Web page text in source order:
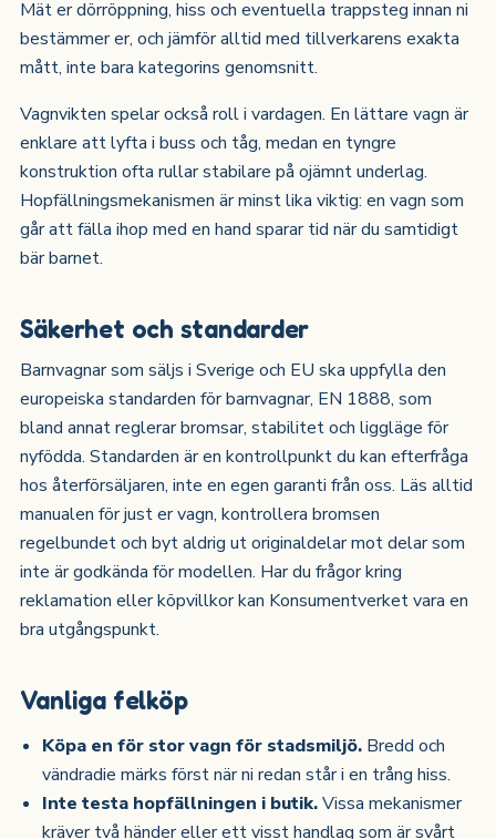
Mät er dörröppning, hiss och eventuella trappsteg innan ni
bestämmer er, och jämför alltid med tillverkarens exakta
mått, inte bara kategorins genomsnitt.
Vagnvikten spelar också roll i vardagen. En lättare vagn är
enklare att lyfta i buss och tåg, medan en tyngre
konstruktion ofta rullar stabilare på ojämnt underlag.
Hopfällningsmekanismen är minst lika viktig: en vagn som
går att fälla ihop med en hand sparar tid när du samtidigt
bär barnet.
Säkerhet och standarder
Barnvagnar som säljs i Sverige och EU ska uppfylla den
europeiska standarden för barnvagnar, EN 1888, som
bland annat reglerar bromsar, stabilitet och liggläge för
nyfödda. Standarden är en kontrollpunkt du kan efterfråga
hos återförsäljaren, inte en egen garanti från oss. Läs alltid
manualen för just er vagn, kontrollera bromsen
regelbundet och byt aldrig ut originaldelar mot delar som
inte är godkända för modellen. Har du frågor kring
reklamation eller köpvillkor kan Konsumentverket vara en
bra utgångspunkt.
Vanliga felköp
Köpa en för stor vagn för stadsmiljö. Bredd och
vändradie märks först när ni redan står i en trång hiss.
Inte testa hopfällningen i butik.Vissa mekanismer
kräver två händer eller ett visst handlag som är svårt